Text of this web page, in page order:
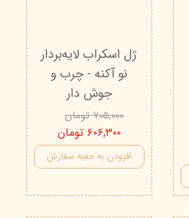
ژل اسکراب لایه‌بردار
نو آکنه - چرب و
جوش دار
۷۰۵,۰۰۰ تومان
۶۰۶,۳۰۰ تومان
افزودن به جعبه سفارش